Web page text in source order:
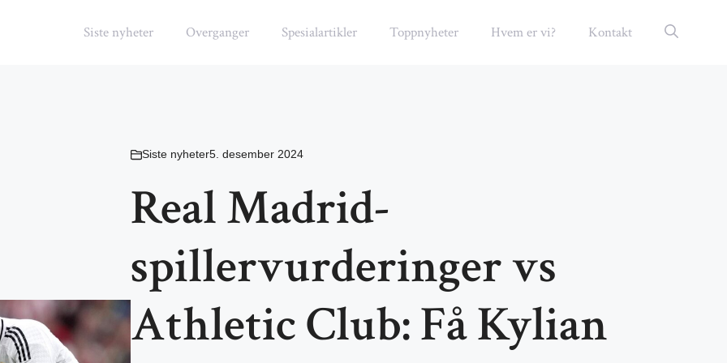
Siste nyheter Overganger Spesialartikler Toppnyheter Hvem er vi? Kontakt
Siste nyheter5. desember 2024
Real Madrid-
spillervurderinger vs
Athletic Club: Få Kylian